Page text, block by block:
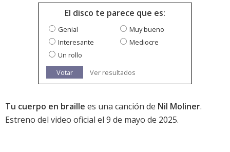
El disco te parece que es:
Genial
Muy bueno
Interesante
Mediocre
Un rollo
Votar
Ver resultados
Tu cuerpo en braille es una canción de Nil Moliner.
Estreno del video oficial el 9 de mayo de 2025.